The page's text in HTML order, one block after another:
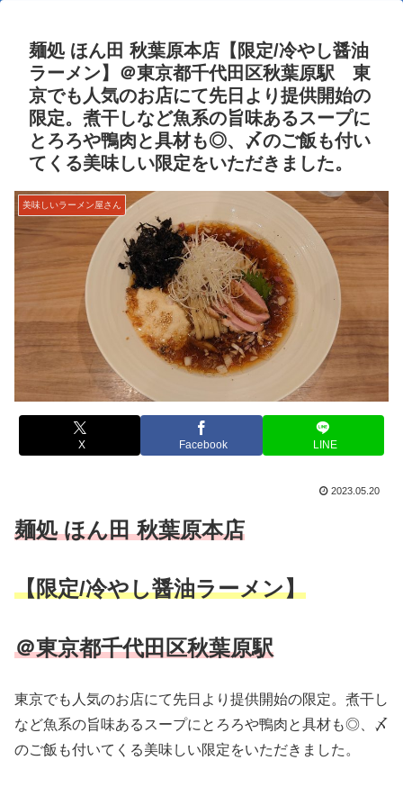
麺処 ほん田 秋葉原本店【限定/冷やし醤油
ラーメン】＠東京都千代田区秋葉原駅 東
京でも人気のお店にて先日より提供開始の
限定。煮干しなど魚系の旨味あるスープに
とろろや鴨肉と具材も◎、〆のご飯も付い
てくる美味しい限定をいただきました。
美味しいラーメン屋さん
X Facebook LINE
2023.05.20
麺処 ほん田 秋葉原本店
【限定/冷やし醤油ラーメン】
＠東京都千代田区秋葉原駅
東京でも人気のお店にて先日より提供開始の限定。煮干し
など魚系の旨味あるスープにとろろや鴨肉と具材も◎、〆
のご飯も付いてくる美味しい限定をいただきました。